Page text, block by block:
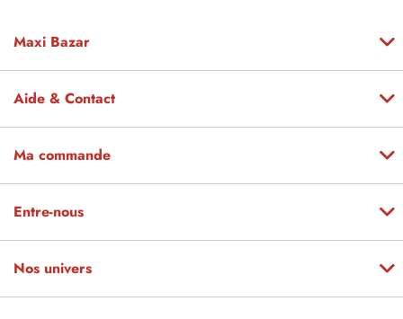
Maxi Bazar
Aide & Contact
Ma commande
Entre-nous
Nos univers